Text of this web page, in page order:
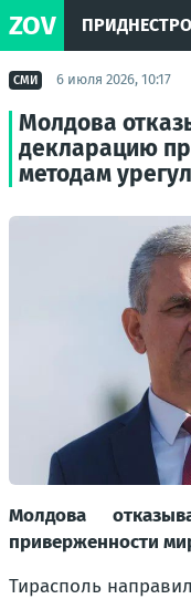
ZOV
СМИ 6 июля 2026, 10:17
Молдова
декларацию
методам
Молдова
приверженности
Тирасполь